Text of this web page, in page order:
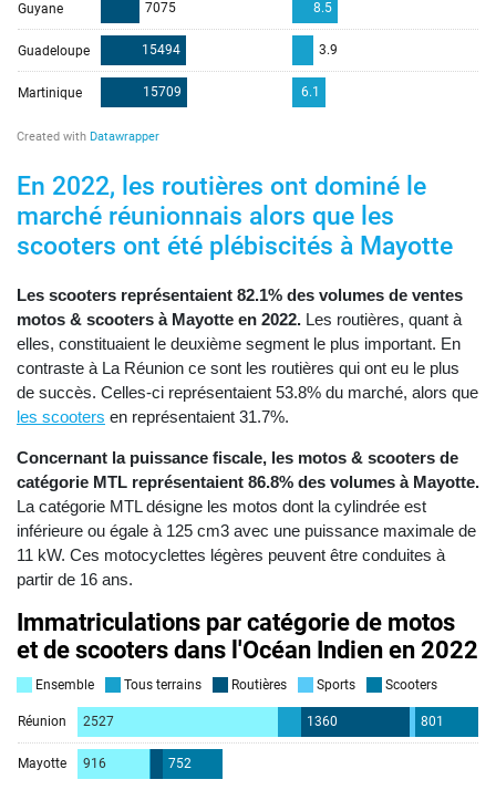
En 2022, les routières ont dominé le
marché réunionnais alors que les
scooters ont été plébiscités à Mayotte
Les scooters représentaient 82.1% des volumes de ventes
motos & scooters à Mayotte en 2022. Les routières, quant à
elles, constituaient le deuxième segment le plus important. En
contraste à La Réunion ce sont les routières qui ont eu le plus
de succès. Celles-ci représentaient 53.8% du marché, alors que
les scooters en représentaient 31.7%.
Concernant la puissance fiscale, les motos & scooters de
catégorie MTL représentaient 86.8% des volumes à Mayotte.
La catégorie MTL désigne les motos dont la cylindrée est
inférieure ou égale à 125 cm3 avec une puissance maximale de
11 kW. Ces motocyclettes légères peuvent être conduites à
partir de 16 ans.